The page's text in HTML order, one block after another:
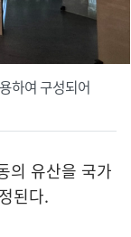
하여 구성되어
의 유산을 국가
된다.